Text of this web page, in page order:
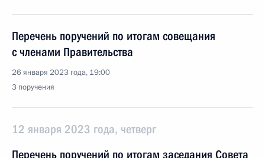
Перечень поручений по итогам совещания
с членами Правительства
26 января 2023 года, 19:00
3 поручения
12 января 2023 года, четверг
Перечень поручений по итогам заседания Совета